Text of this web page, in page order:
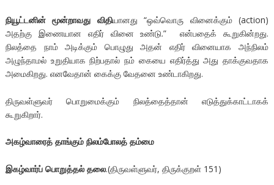
நியூட்டனின் மூன்றாவது விதியானது “ஒவ்வொரு வினைக்கும் (action)
அதற்கு இணையான எதிர் வினை உண்டு.” என்பதைக் கூறுகின்றது.
நிலத்தை நாம் அடிக்கும் பொழுது அதன் எதிர் வினையாக அந்நிலம்
அழுந்தாமல் உறுதியாக நிற்பதால் நம் கையை எதிர்த்து அது தாக்குவதாக
அமைகிறது. எனவேதான் கைக்கு வேதனை உண்டாகிறது.
திருவள்ளுவர் பொறுமைக்கும் நிலத்தைத்தான் எடுத்துக்காட்டாகக்
கூறுகிறார்.
அகழ்வாரைத் தாங்கும் நிலம்போலத் தம்மை
இகழ்வார்ப் பொறுத்தல் தலை.(திருவள்ளுவர், திருக்குறள் 151)